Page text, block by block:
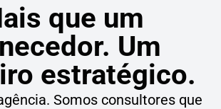
que um
Um
estratégico.
Somos consultores que